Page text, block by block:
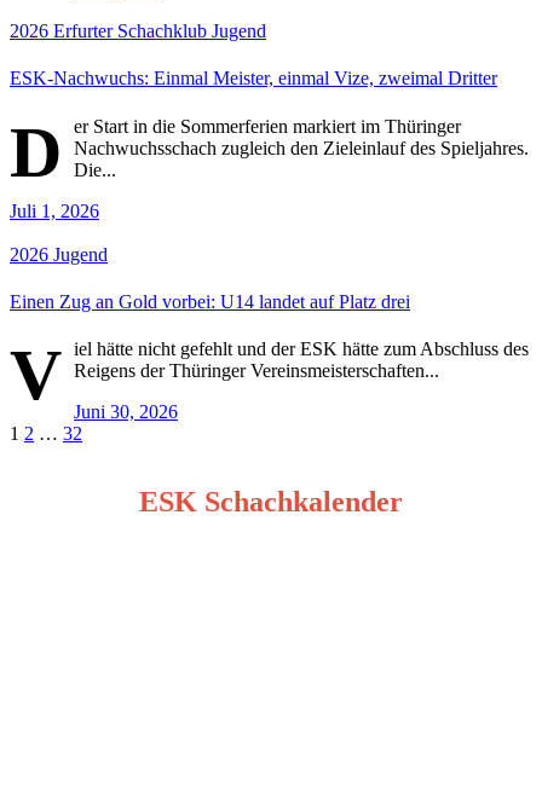
2026 Erfurter Schachklub Jugend
ESK-Nachwuchs: Einmal Meister, einmal Vize, zweimal Dritter
D
er Start in die Sommerferien markiert im Thüringer
Nachwuchsschach zugleich den Zieleinlauf des Spieljahres.
Die...
Juli 1, 2026
2026 Jugend
Einen Zug an Gold vorbei: U14 landet auf Platz drei
V iel hätte nicht gefehlt und der ESK hätte zum Abschluss des
Reigens der Thüringer Vereinsmeisterschaften...
Juni 30, 2026
Seitennummerierung
1 2 … 32
ESK Schachkalender